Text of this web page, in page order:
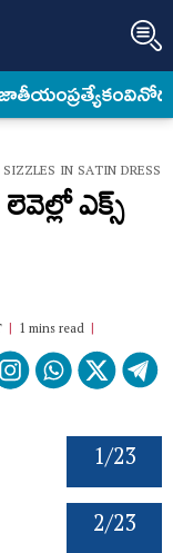
ప్రత్యేకం
IN SATIN DRESS
లెవెల్లో ఎక్స్
1 mins read
1/23
2/23